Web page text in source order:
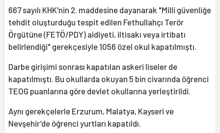
667 sayılı KHK'nin 2. maddesine dayanarak "Milli güvenliğe
tehdit oluşturduğu tespit edilen Fethullahçı Terör
Örgütüne (FETÖ/PDY) aidiyeti, iltisakı veya irtibatı
belirlendiği" gerekçesiyle 1056 özel okul kapatılmıştı.
Darbe girişimi sonrası kapatılan askeri liseler de
kapatılmıştı. Bu okullarda okuyan 5 bin civarında öğrenci
TEOG puanlarına göre devlet okullarına yerleştirildi.
Aynı gerekçelerle Erzurum, Malatya, Kayseri ve
Nevşehir’de öğrenci yurtları kapatıldı.